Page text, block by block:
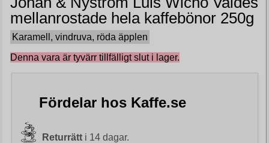
mellanrostade hela kaffebönor 250g
Karamell, vindruva, röda äpplen
Denna vara är tyvärr tillfälligt slut i lager.
Fördelar hos Kaffe.se
Returrätti 14 dagar.